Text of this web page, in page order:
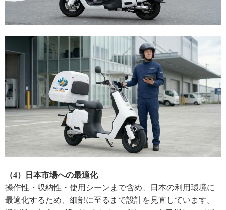
（4）日本市場への最適化
操作性・収納性・使用シーンまで含め、日本の利用環境に
最適化するため、細部に至るまで設計を見直しています。